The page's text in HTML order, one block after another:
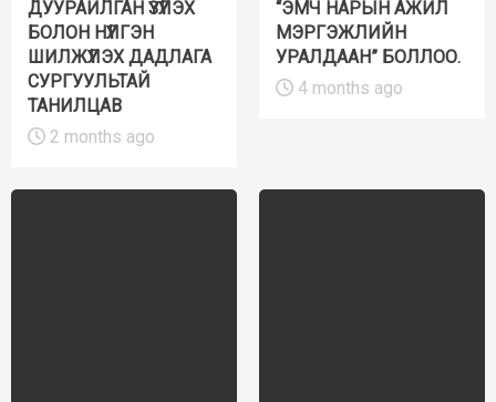
ДУУРАЙЛГАН ҮЗҮҮЛЭХ
БОЛОН НҮҮЛГЭН
ШИЛЖҮҮЛЭХ ДАДЛАГА
СУРГУУЛЬТАЙ
ТАНИЛЦАВ
2 months ago
“ЭМЧ НАРЫН АЖИЛ
МЭРГЭЖЛИЙН
УРАЛДААН” БОЛЛОО.
4 months ago